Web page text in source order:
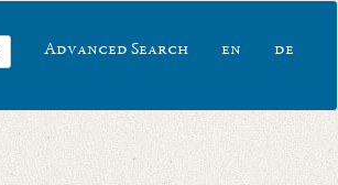
Advanced Search en de